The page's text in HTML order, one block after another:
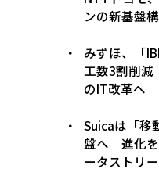
ンの新基盤
みずほ、「
工数3割削減
のIT改革へ
Suicaは「移
盤へ 進化を
ータストリ